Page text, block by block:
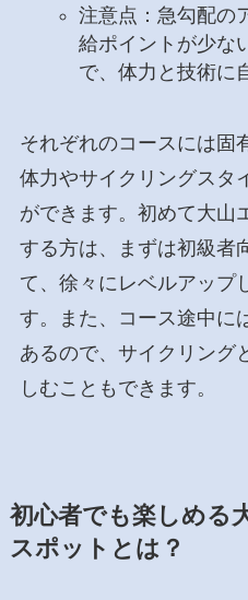
注意点：急勾配の
給ポイントが少な
で、体力と技術に
それぞれのコースには固
体力やサイクリングスタ
ができます。初めて大山
する方は、まずは初級者
て、徐々にレベルアップ
す。また、コース途中に
あるので、サイクリング
しむこともできます。
初心者でも楽しめる
スポットとは？